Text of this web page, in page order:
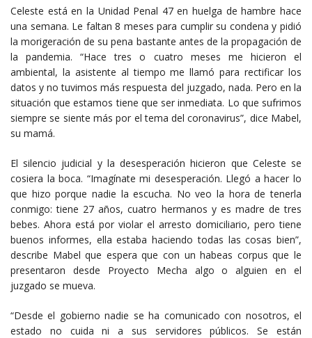
Celeste está en la Unidad Penal 47 en huelga de hambre hace
una semana. Le faltan 8 meses para cumplir su condena y pidió
la morigeración de su pena bastante antes de la propagación de
la pandemia. “Hace tres o cuatro meses me hicieron el
ambiental, la asistente al tiempo me llamó para rectificar los
datos y no tuvimos más respuesta del juzgado, nada. Pero en la
situación que estamos tiene que ser inmediata. Lo que sufrimos
siempre se siente más por el tema del coronavirus”, dice Mabel,
su mamá.
El silencio judicial y la desesperación hicieron que Celeste se
cosiera la boca. “Imagínate mi desesperación. Llegó a hacer lo
que hizo porque nadie la escucha. No veo la hora de tenerla
conmigo: tiene 27 años, cuatro hermanos y es madre de tres
bebes. Ahora está por violar el arresto domiciliario, pero tiene
buenos informes, ella estaba haciendo todas las cosas bien”,
describe Mabel que espera que con un habeas corpus que le
presentaron desde Proyecto Mecha algo o alguien en el
juzgado se mueva.
“Desde el gobierno nadie se ha comunicado con nosotros, el
estado no cuida ni a sus servidores públicos. Se están